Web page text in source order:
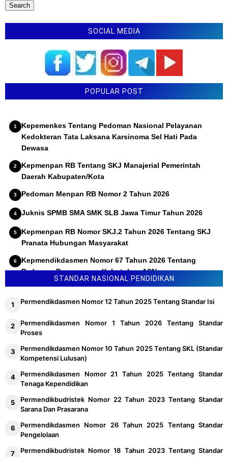
SOCIAL MEDIA
POPULAR POST
Kepemenkes Tentang Pedoman Nasional Pelayanan
Kedokteran Tata Laksana Karsinoma Sel Hati Pada
Dewasa
Kepmenpan RB Tentang SKJ Manajerial Pemerintah
Daerah Kabupaten/Kota
Pedoman Menpan RB Nomor 2 Tahun 2026
Juknis SPMB SMA SMK SLB Jawa Timur Tahun 2026
Kepmenpan RB Nomor SKJ.2 Tahun 2026 Tentang SKJ
Pranata Hubungan Masyarakat
Kepmendikdasmen Nomor 67 Tahun 2026 Tentang
Pedoman Penyusunan Kebutuhan ASN
STANDAR NASIONAL PENDIDIKAN
Permendikdasmen Nomor 12 Tahun 2025 Tentang Standar Isi
Permendikdasmen Nomor 1 Tahun 2026 Tentang Standar
Proses
Permendikdasmen Nomor 10 Tahun 2025 Tentang SKL (Standar
Kompetensi Lulusan)
Permendikdasmen Nomor 21 Tahun 2025 Tentang Standar
Tenaga Kependidikan
Permendikbudristek Nomor 22 Tahun 2023 Tentang Standar
Sarana Dan Prasarana
Permendikdasmen Nomor 26 Tahun 2025 Tentang Standar
Pengelolaan
Permendikbudristek Nomor 18 Tahun 2023 Tentang Standar